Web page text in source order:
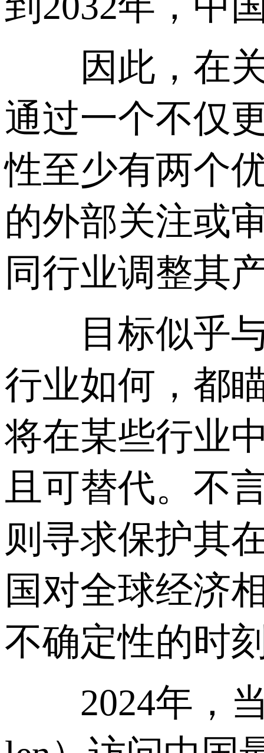
因此，在关
通过一个不仅
性至少有两个
的外部关注或
同行业调整其
目标似乎与
行业如何，都
将在某些行业
且可替代。不
则寻求保护其
国对全球经济
不确定性的时
2024年，当